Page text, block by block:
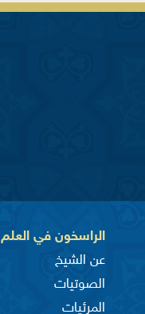
الراسخون في العلم
عن الشيخ
الصوتيات
المرئيات